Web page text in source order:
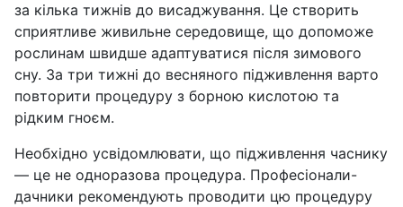
за кілька тижнів до висаджування. Це створить
сприятливе живильне середовище, що допоможе
рослинам швидше адаптуватися після зимового
сну. За три тижні до весняного підживлення варто
повторити процедуру з борною кислотою та
рідким гноєм.
Необхідно усвідомлювати, що підживлення часнику
— це не одноразова процедура. Професіонали-
дачники рекомендують проводити цю процедуру